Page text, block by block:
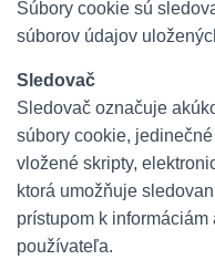
Súbory cookie sú
súborov údajov
Sledovač
Sledovač označuje
súbory cookie,
vložené skripty,
ktorá umožňuje
prístupom k
používateľa.